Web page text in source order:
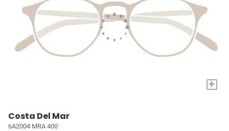
+
Costa Del Mar
6A2004 MRA 400